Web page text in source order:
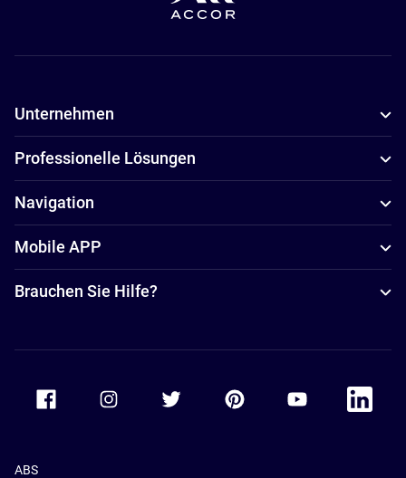
Unternehmen
Professionelle Lösungen
Navigation
Mobile APP
Brauchen Sie Hilfe?
Accor Youtube
Accor
ABS